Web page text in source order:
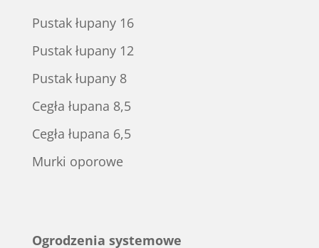
Pustak łupany 16
Pustak łupany 12
Pustak łupany 8
Cegła łupana 8,5
Cegła łupana 6,5
Murki oporowe
Ogrodzenia systemowe